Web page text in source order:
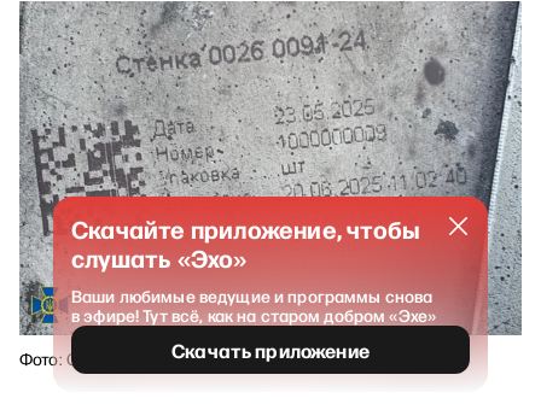
Фото: СБУ
Скачайте приложение, чтобы
слушать «Эхо»
Ваши любимые ведущие и программы снова
в эфире! Тут всё, как на старом добром «Эхе»
Скачать приложение